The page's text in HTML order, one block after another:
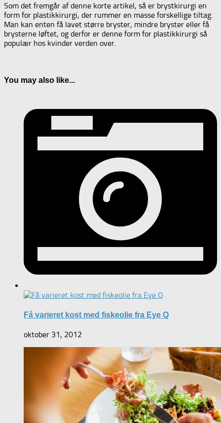
Som det fremgår af denne korte artikel, så er brystkirurgi en
form for plastikkirurgi, der rummer en masse forskellige tiltag.
Man kan enten få lavet større bryster, mindre bryster eller få
brysterne løftet, og derfor er denne form for plastikkirurgi så
populær hos kvinder verden over.
You may also like...
Få varieret kost med fiskeolie fra Eye Q
oktober 31, 2012